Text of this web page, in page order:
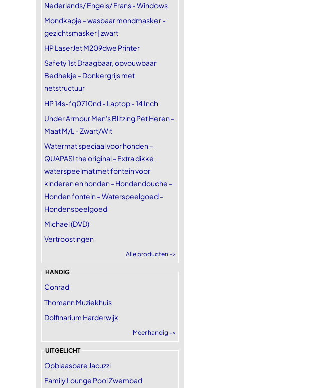
Nederlands/ Engels/ Frans - Windows
Mondkapje - wasbaar mondmasker -
gezichtsmasker | zwart
HP LaserJet M209dwe Printer
Safety 1st Draagbaar, opvouwbaar
Bedhekje - Donkergrijs met
netstructuur
HP 14s-fq0710nd - Laptop - 14 Inch
Under Armour Men's Blitzing Pet Heren -
Maat M/L - Zwart/Wit
Watermat speciaal voor honden –
QUAPAS! the original - Extra dikke
waterspeelmat met fontein voor
kinderen en honden - Hondendouche –
Honden fontein – Waterspeelgoed -
Hondenspeelgoed
Michael (DVD)
Vertroostingen
Alle producten ->
HANDIG
Conrad
Thomann Muziekhuis
Dolfinarium Harderwijk
Meer handig ->
UITGELICHT
Opblaasbare Jacuzzi
Family Lounge Pool Zwembad